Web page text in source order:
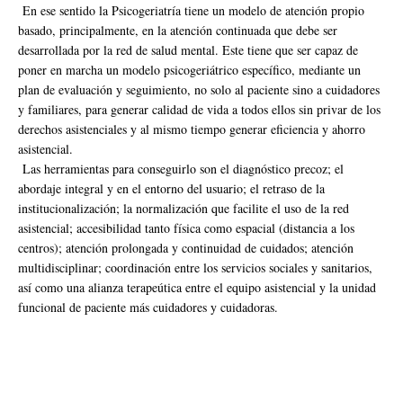
En ese sentido la Psicogeriatría tiene un modelo de atención propio
basado, principalmente, en la atención continuada que debe ser
desarrollada por la red de salud mental. Este tiene que ser capaz de
poner en marcha un modelo psicogeriátrico específico, mediante un
plan de evaluación y seguimiento, no solo al paciente sino a cuidadores
y familiares, para generar calidad de vida a todos ellos sin privar de los
derechos asistenciales y al mismo tiempo generar eficiencia y ahorro
asistencial.
Las herramientas para conseguirlo son el diagnóstico precoz; el
abordaje integral y en el entorno del usuario; el retraso de la
institucionalización; la normalización que facilite el uso de la red
asistencial; accesibilidad tanto física como espacial (distancia a los
centros); atención prolongada y continuidad de cuidados; atención
multidisciplinar; coordinación entre los servicios sociales y sanitarios,
así como una alianza terapeútica entre el equipo asistencial y la unidad
funcional de paciente más cuidadores y cuidadoras.